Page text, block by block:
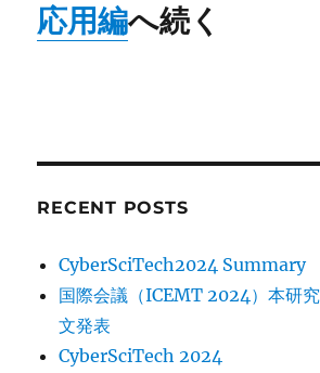
応用編へ続く
RECENT POSTS
CyberSciTech2024 Summary
国際会議（ICEMT 2024）本研
文発表
CyberSciTech 2024